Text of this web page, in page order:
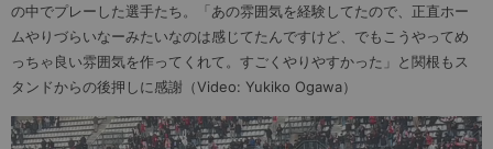
の中でプレーした選手たち。「あの雰囲気を経験してたので、正直ホー
ムやりづらいなーみたいなのは感じてたんですけど、でもこうやってめ
っちゃ良い雰囲気を作ってくれて。すごくやりやすかった」と関根もス
タンドからの後押しに感謝（Video: Yukiko Ogawa）